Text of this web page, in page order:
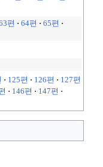
편 · 64편 · 65편 ·
· 125편 · 126편 · 127편
· 146편 · 147편 ·